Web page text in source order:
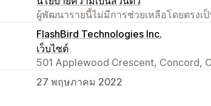
ผู้พัฒนารายนี้ไม่มีการช่วยเหลือโดยตรงเ
FlashBird Technologies Inc.
เว็บไซต์
501 Applewood Crescent, Concord,
27 พฤษภาคม 2022